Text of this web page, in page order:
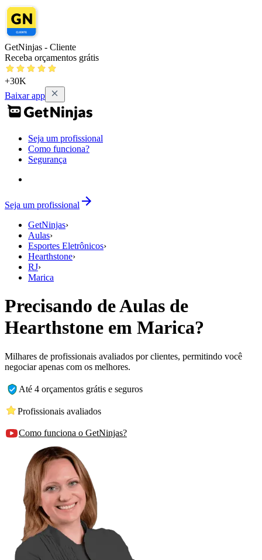
GetNinjas - Cliente
Receba orçamentos grátis
+30K
Baixar app
Seja um profissional
Como funciona?
Segurança
Seja um profissional
GetNinjas›
Aulas›
Esportes Eletrônicos›
Hearthstone›
RJ›
Marica
Precisando de Aulas de
Hearthstone em Marica?
Milhares de profissionais avaliados por clientes, permitindo você
negociar apenas com os melhores.
Até 4 orçamentos grátis e seguros
Profissionais avaliados
Como funciona o GetNinjas?